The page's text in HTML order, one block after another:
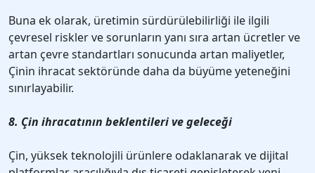
Buna ek olarak, üretimin sürdürülebilirliği ile ilgili
çevresel riskler ve sorunların yanı sıra artan ücretler ve
artan çevre standartları sonucunda artan maliyetler,
Çinin ihracat sektöründe daha da büyüme yeteneğini
sınırlayabilir.
8. Çin ihracatının beklentileri ve geleceği
Çin, yüksek teknolojili ürünlere odaklanarak ve dijital